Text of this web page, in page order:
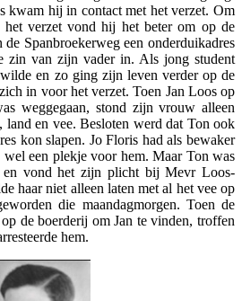
kwam hij in contact met het verzet. Om
verzet vond hij het beter om op de
Spanbroekerweg een onderduikadres
zin van zijn vader in. Als jong student
en zo ging zijn leven verder op de
in voor het verzet. Toen Jan Loos op
weggegaan, stond zijn vrouw alleen
en vee. Besloten werd dat Ton ook
kon slapen. Jo Floris had als bewaker
een plekje voor hem. Maar Ton was
en vond het zijn plicht bij Mevr Loos-
haar niet alleen laten met al het vee op
die maandagmorgen. Toen de
de boerderij om Jan te vinden, troffen
hem.